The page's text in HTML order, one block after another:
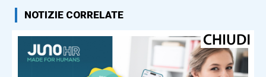
NOTIZIE CORRELATE
Usa, Corte d’Appello blocca la sala
da ballo della Casa Bianca